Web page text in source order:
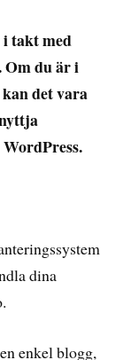
takt med
Om du är i
det vara
dina
enkel blogg,